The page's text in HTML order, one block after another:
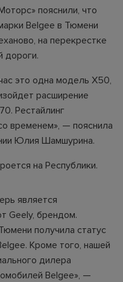
пояснили, что
Belgee в Тюмени
на перекрестке
дороги.
это одна модель Х50,
расширение
Рестайлинг
временем», — пояснила
Юлия Шамшурина.
на Республики.
является
Geely, брендом.
получила статус
Кроме того, нашей
дилера
Belgee», —